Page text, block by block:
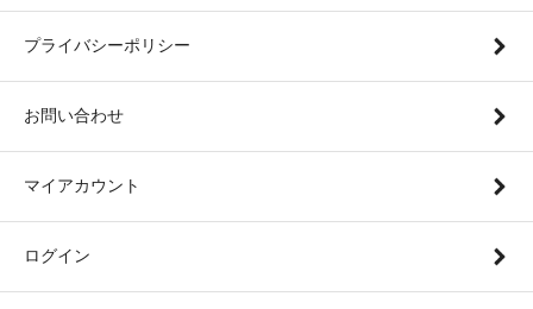
プライバシーポリシー
お問い合わせ
マイアカウント
ログイン